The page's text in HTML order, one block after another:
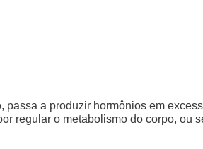
a produzir hormônios em
regular o metabolismo do corpo, ou